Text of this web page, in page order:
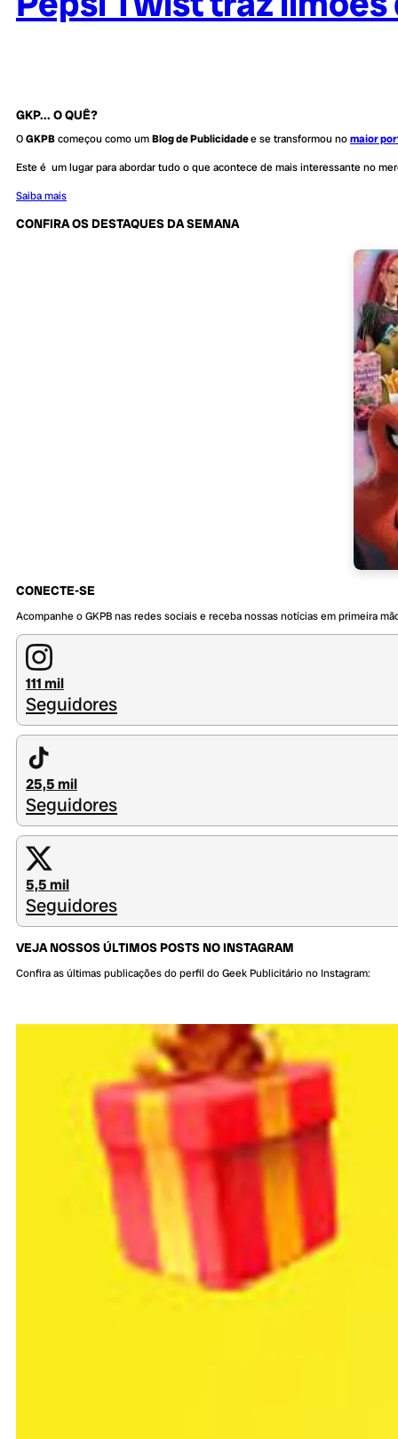
GKP... O QUÊ?
OGKPBcomeçou como umBlog de Publicidadee se transformou nomaior
Este é um lugar para abordar tudo o que acontece de mais interessante no
Saiba mais
CONFIRA OS DESTAQUES DA SEMANA
CONECTE-SE
Acompanhe o GKPB nas redes sociais e receba nossas notícias em primeira
111 mil
Seguidores
25,5 mil
Seguidores
5,5 mil
Seguidores
VEJA NOSSOS ÚLTIMOS POSTS NO INSTAGRAM
Confira as últimas publicações do perfil do Geek Publicitário no Instagram: